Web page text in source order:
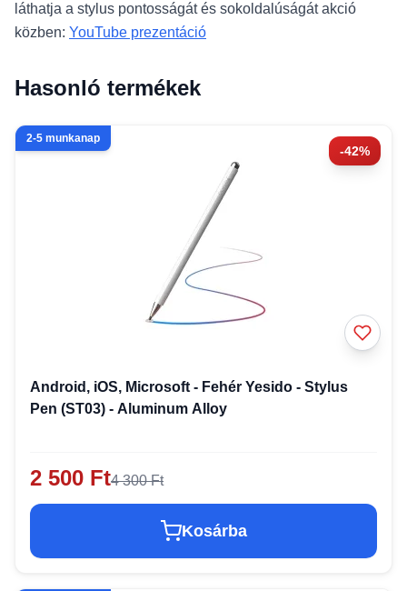
láthatja a stylus pontosságát és sokoldalúságát akció
közben: YouTube prezentáció
Hasonló termékek
-42%
2-5 munkanap
Android, iOS, Microsoft - Fehér Yesido - Stylus
Pen (ST03) - Aluminum Alloy
2 500 Ft4 300 Ft
Kosárba